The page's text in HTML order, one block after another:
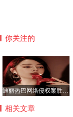
你关注的
迪丽热巴网络侵权案胜诉 获公开道歉及2050元赔偿
相关文章